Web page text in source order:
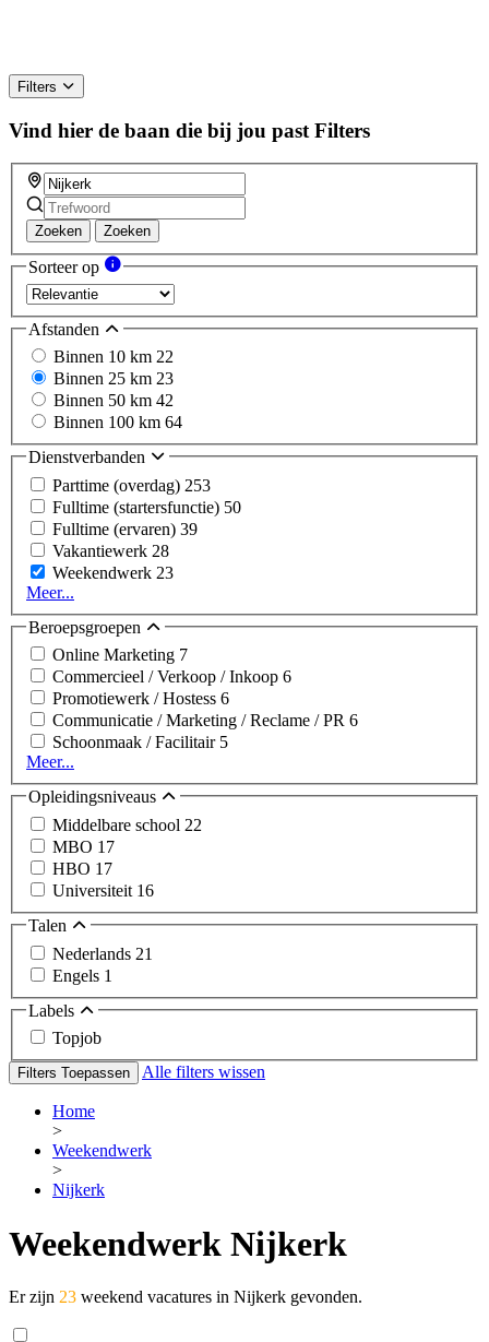
Filters
Vind hier de baan die bij jou past Filters
Zoeken Zoeken
Sorteer op
Afstanden
Binnen 10 km 22
Binnen 25 km 23
Binnen 50 km 42
Binnen 100 km 64
Dienstverbanden
Parttime (overdag) 253
Fulltime (startersfunctie) 50
Fulltime (ervaren) 39
Vakantiewerk 28
Weekendwerk 23
Meer...
Beroepsgroepen
Online Marketing 7
Commercieel / Verkoop / Inkoop 6
Promotiewerk / Hostess 6
Communicatie / Marketing / Reclame / PR 6
Schoonmaak / Facilitair 5
Meer...
Opleidingsniveaus
Middelbare school 22
MBO 17
HBO 17
Universiteit 16
Talen
Nederlands 21
Engels 1
Labels
Topjob
Filters Toepassen Alle filters wissen
Home
>
Weekendwerk
>
Nijkerk
Weekendwerk Nijkerk
Er zijn 23 weekend vacatures in Nijkerk gevonden.